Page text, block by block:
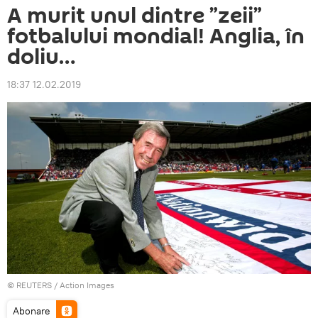
A murit unul dintre ”zeii”
fotbalului mondial! Anglia, în
doliu…
18:37 12.02.2019
© REUTERS / Action Images
Abonare